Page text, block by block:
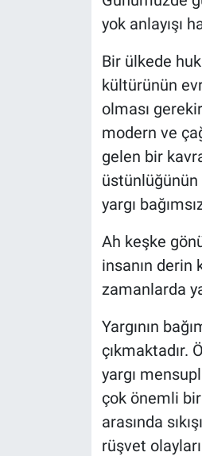
yok anlayışı
Bir ülkede
kültürünün
olması
modern ve
gelen bir
üstünlüğünün
yargı
Ah keşke
insanın derin
zamanlarda
Yargının
çıkmaktadır.
yargı
çok önemli bir
arasında
rüşvet